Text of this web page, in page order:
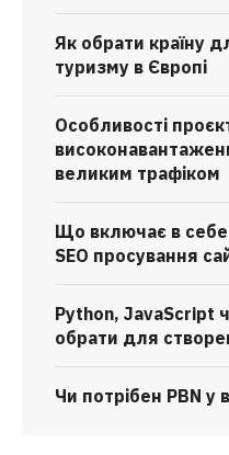
Як обрати країну
туризму в Європі
Особливості
великим трафіком
Що включає в
SEO просування
Python, JavaScript
обрати для
Чи потрібен PBN у